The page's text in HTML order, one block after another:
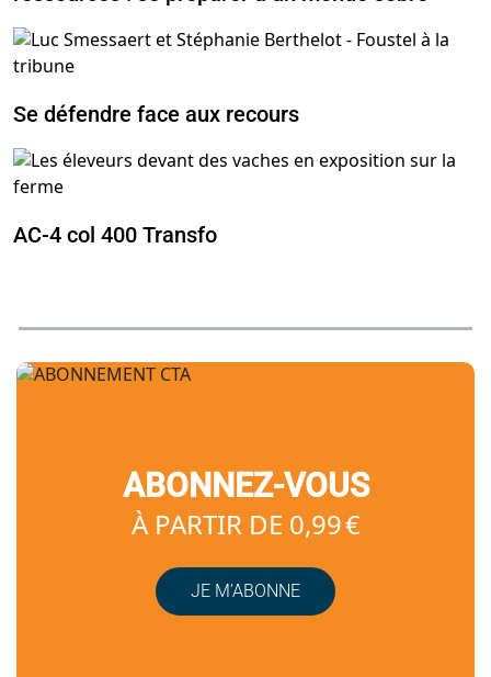
Se défendre face aux recours
AC-4 col 400 Transfo
ABONNEZ-VOUS
À PARTIR DE 0,99 €
JE M’ABONNE